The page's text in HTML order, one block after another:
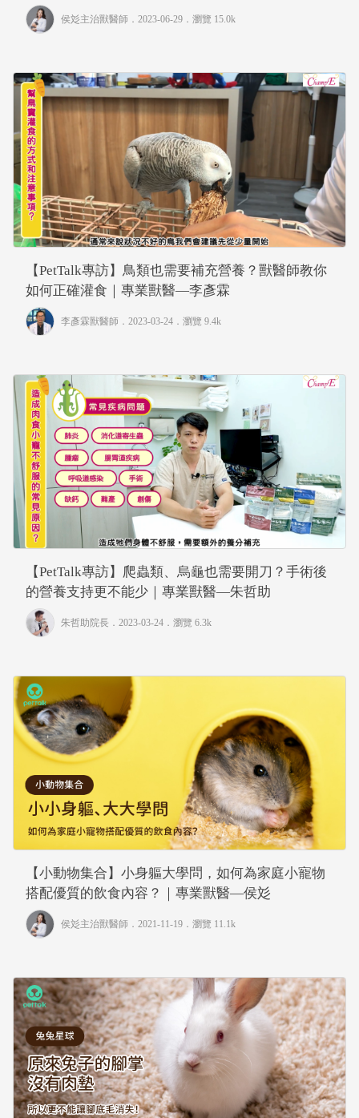
彣
侯彣主治獸醫師 ．2023-06-29． 瀏覽 15.0k
【PetTalk專訪】鳥類也需要補充營養？獸醫師教你
如何正確灌食｜專業獸醫—李彥霖
李彥霖獸醫師 ．2023-03-24． 瀏覽 9.4k
【PetTalk專訪】爬蟲類、烏龜也需要開刀？手術後
的營養支持更不能少｜專業獸醫—朱哲助
朱哲助院長 ．2023-03-24． 瀏覽 6.3k
【小動物集合】小身軀大學問，如何為家庭小寵物
搭配優質的飲食內容？｜專業獸醫—侯彣
侯彣主治獸醫師 ．2021-11-19． 瀏覽 11.1k